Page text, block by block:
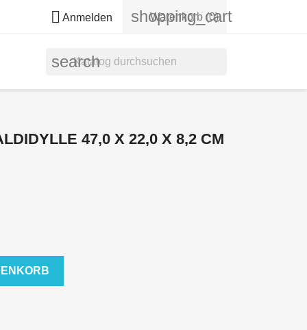
 Anmelden shopping_cart
Warenkorb (0)
search
47,0 X 22,0 X 8,2 CM